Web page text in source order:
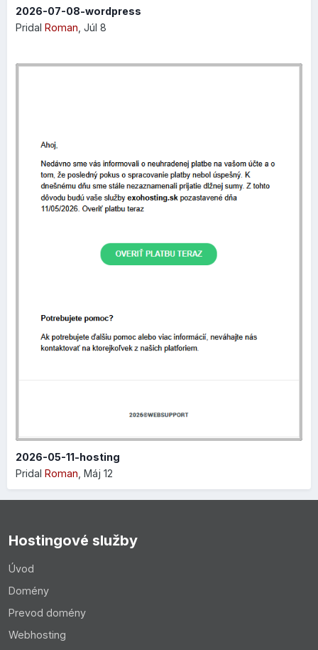
V rovnakej verzii10.198.0
usporiadaný a pôsobí modernejším dojmom.
2026-07-08-wordpress
Pridal Roman Júl 8
2026-05-11-hosting
Pridal Roman Máj 12
Hostingové služby
Úvod
Domény
Prevod domény
Webhosting